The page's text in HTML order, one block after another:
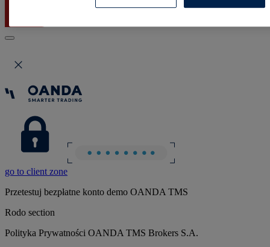
go to client zone
Przetestuj bezpłatne konto demo OANDA TMS
Rodo section
Polityka Prywatności OANDA TMS Brokers S.A.